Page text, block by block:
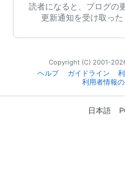
読者になると、ブログの
更新通知を受け取った
Copyright (C) 2001-
ヘルプ
ガイドライン
利用者情報
日本語